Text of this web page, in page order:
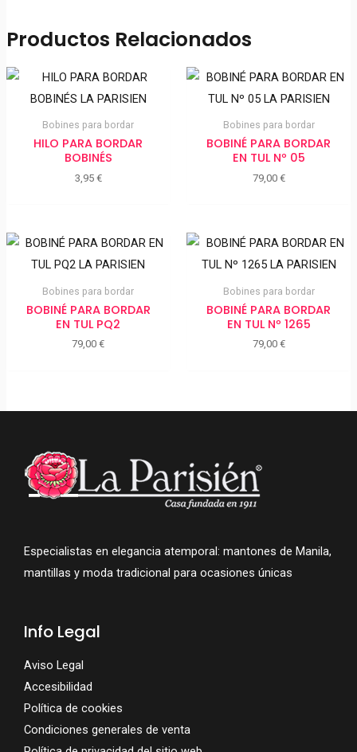
Productos Relacionados
Bobines para bordar
HILO PARA BORDAR
BOBINÉS
3,95 €
Bobines para bordar
BOBINÉ PARA BORDAR
EN TUL Nº 05
79,00 €
Bobines para bordar
BOBINÉ PARA BORDAR
EN TUL PQ2
79,00€
Bobines para bordar
BOBINÉ PARA BORDAR
EN TUL Nº 1265
79,00 €
Especialistas en elegancia atemporal: mantones de Manila,
mantillas y moda tradicional para ocasiones únicas
Info Legal
Aviso Legal
Accesibilidad
Política de cookies
Condiciones generales de venta